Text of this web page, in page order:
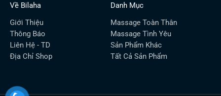
Về Bilaha
Giới Thiệu
Thông Báo
Liên Hệ - TD
Địa Chỉ Shop
Danh Mục
Massage Toàn Thân
Massage Tình Yêu
Sản Phẩm Khác
Tất Cả Sản Phẩm